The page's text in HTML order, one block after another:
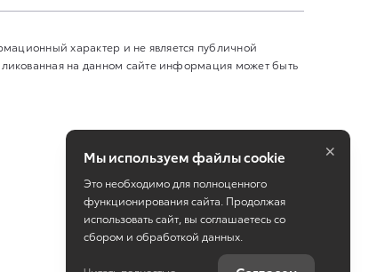
характер и не является публичной
на данном сайте информация может быть
Работает на технологиях
Мы используем файлы cookie
Это необходимо для полноценного
функционирования сайта. Продолжая
использовать сайт, вы соглашаетесь со
сбором и обработкой данных.
×